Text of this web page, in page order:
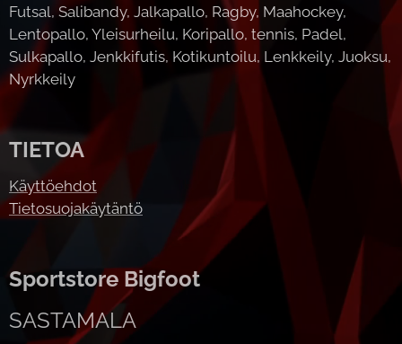
Futsal, Salibandy, Jalkapallo, Ragby, Maahockey,
Lentopallo, Yleisurheilu, Koripallo, tennis, Padel,
Sulkapallo, Jenkkifutis, Kotikuntoilu, Lenkkeily, Juoksu,
Nyrkkeily
TIETOA
Käyttöehdot
Tietosuojakäytäntö
Sportstore Bigfoot
SASTAMALA